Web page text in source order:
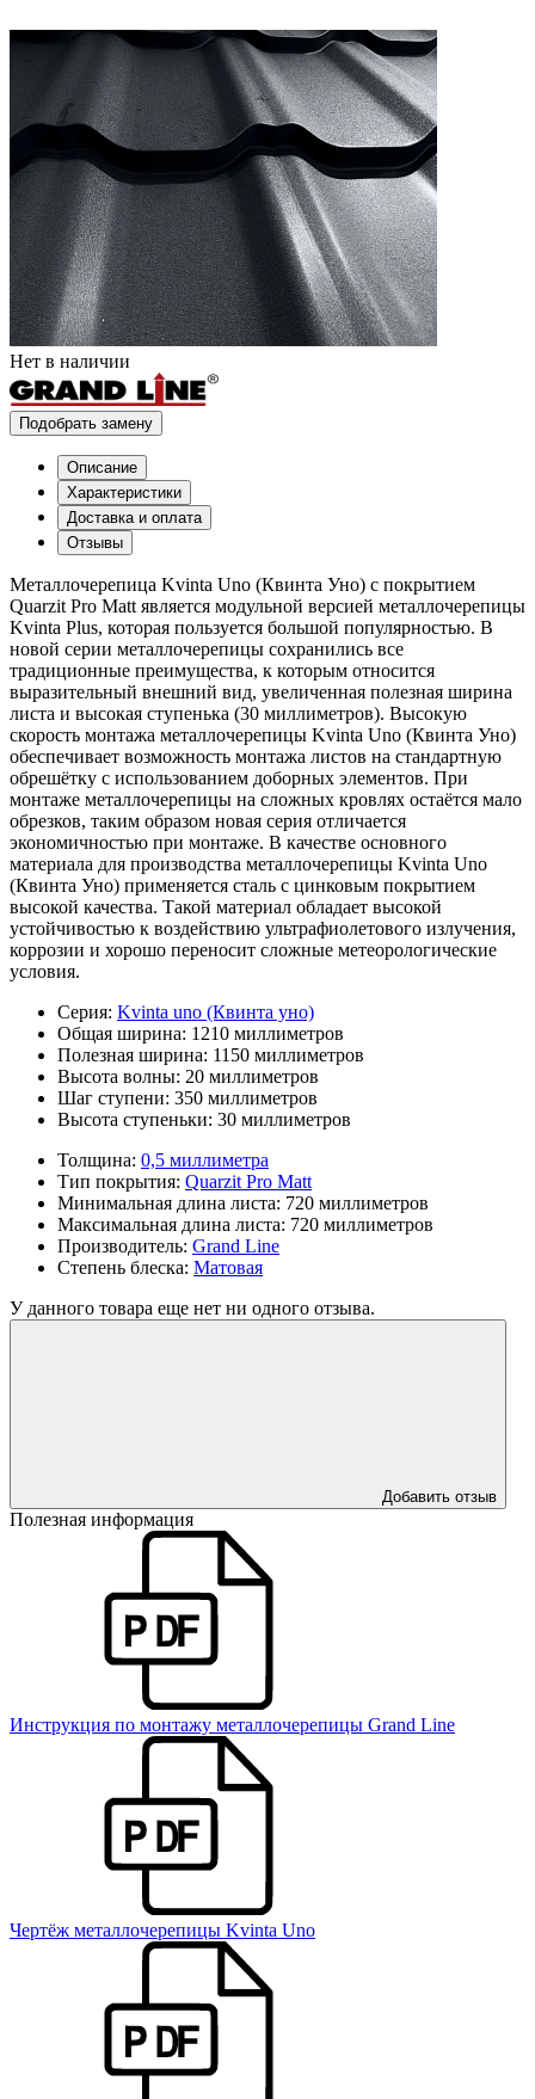
Нет в наличии
Подобрать замену
Описание
Характеристики
Доставка и оплата
Отзывы
Металлочерепица Kvinta Uno (Квинта Уно) с покрытием
Quarzit Pro Matt является модульной версией металлочерепицы
Kvinta Plus, которая пользуется большой популярностью. В
новой серии металлочерепицы сохранились все
традиционные преимущества, к которым относится
выразительный внешний вид, увеличенная полезная ширина
листа и высокая ступенька (30 миллиметров). Высокую
скорость монтажа металлочерепицы Kvinta Uno (Квинта Уно)
обеспечивает возможность монтажа листов на стандартную
обрешётку с использованием доборных элементов. При
монтаже металлочерепицы на сложных кровлях остаётся мало
обрезков, таким образом новая серия отличается
экономичностью при монтаже. В качестве основного
материала для производства металлочерепицы Kvinta Uno
(Квинта Уно) применяется сталь с цинковым покрытием
высокой качества. Такой материал обладает высокой
устойчивостью к воздействию ультрафиолетового излучения,
коррозии и хорошо переносит сложные метеорологические
условия.
Серия: Kvinta uno (Квинта уно)
Общая ширина: 1210 миллиметров
Полезная ширина: 1150 миллиметров
Высота волны: 20 миллиметров
Шаг ступени: 350 миллиметров
Высота ступеньки: 30 миллиметров
Толщина: 0,5 миллиметра
Тип покрытия: Quarzit Pro Matt
Минимальная длина листа: 720 миллиметров
Максимальная длина листа: 720 миллиметров
Производитель: Grand Line
Степень блеска: Матовая
У данного товара еще нет ни одного отзыва.
Добавить отзыв
Полезная информация
Инструкция по монтажу металлочерепицы Grand Line
Чертёж металлочерепицы Kvinta Uno